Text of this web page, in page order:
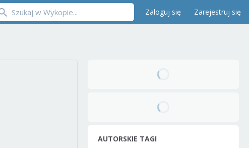
Zaloguj się Zarejestruj się
AUTORSKIE TAGI